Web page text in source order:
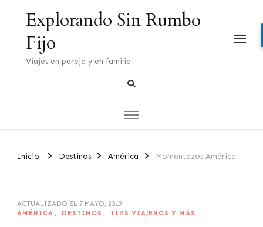
Explorando Sin Rumbo
Fijo
Viajes en pareja y en familia
Inicio Destinos América Momentazos América
ACTUALIZADO EL 7 MAYO, 2019
AMÉRICA
DESTINOS TIPS VIAJEROS Y MÁS